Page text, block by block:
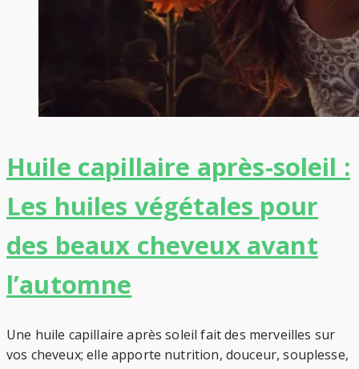
Huile capillaire après-soleil :
Les huiles végétales pour
des beaux cheveux avant
l’automne
Une huile capillaire après soleil fait des merveilles sur
vos cheveux; elle apporte nutrition, douceur, souplesse,